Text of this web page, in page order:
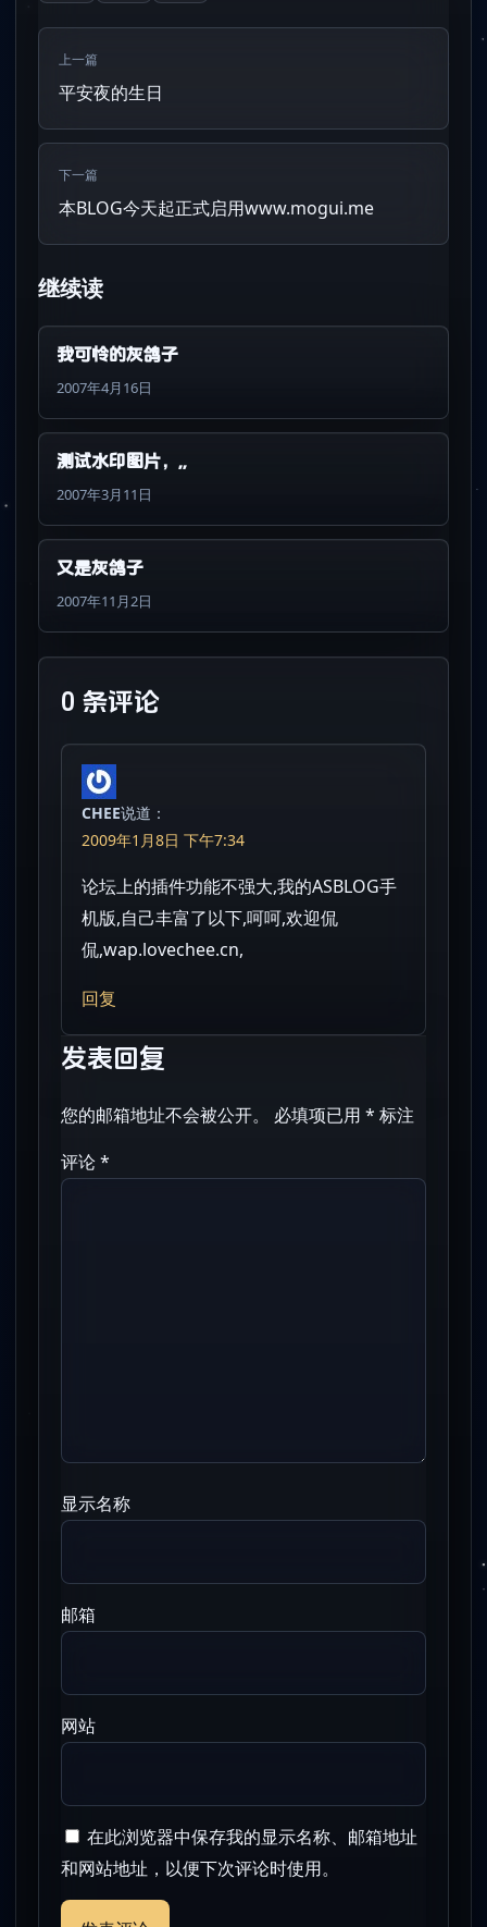
上一篇
平安夜的生日
下一篇
本BLOG今天起正式启用www.mogui.me
继续读
我可怜的灰鸽子
2007年4月16日
测试水印图片，,,
2007年3月11日
又是灰鸽子
2007年11月2日
0 条评论
CHEE说道：
2009年1月8日 下午7:34
论坛上的插件功能不强大,我的ASBLOG手
机版,自己丰富了以下,呵呵,欢迎侃
侃,wap.lovechee.cn,
回复
发表回复
您的邮箱地址不会被公开。 必填项已用 * 标注
评论*
显示名称
邮箱
网站
在此浏览器中保存我的显示名称、邮箱地址
和网站地址，以便下次评论时使用。